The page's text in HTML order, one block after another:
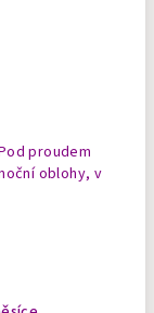
proudem
oblohy, v